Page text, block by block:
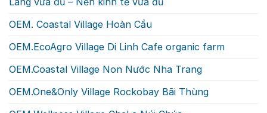
OEM. Coastal Village Hoàn Cầu
OEM.EcoAgro Village Di Linh Cafe organic farm
OEM.Coastal Village Non Nước Nha Trang
OEM.One&Only Village Rockobay Bãi Thùng